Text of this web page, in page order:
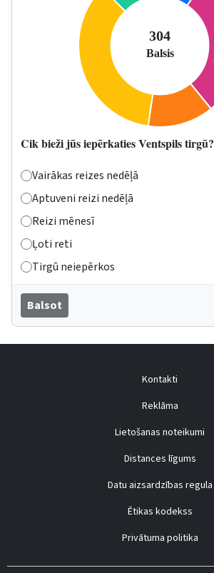
Cik bieži jūs iepērkaties Ventspils tirgū?
Vairākas reizes nedēļā
Aptuveni reizi nedēļā
Reizi mēnesī
Ļoti reti
Tirgū neiepērkos
Balsot
Kontakti
Reklāma
Lietošanas noteikumi
Distances līgums
Datu aizsardzības regula
Ētikas kodekss
Privātuma politika